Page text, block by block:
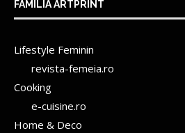
FAMILIA ARTPRINT
Lifestyle Feminin
revista-femeia.ro
Cooking
e-cuisine.ro
Home & Deco